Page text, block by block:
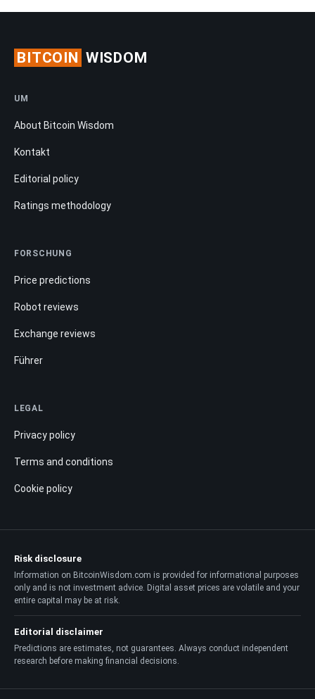
BITCOIN WISDOM
UM
About Bitcoin Wisdom
Kontakt
Editorial policy
Ratings methodology
FORSCHUNG
Price predictions
Robot reviews
Exchange reviews
Führer
LEGAL
Privacy policy
Terms and conditions
Cookie policy
Risk disclosure
Information on BitcoinWisdom.com is provided for informational purposes
only and is not investment advice. Digital asset prices are volatile and your
entire capital may be at risk.
Editorial disclaimer
Predictions are estimates, not guarantees. Always conduct independent
research before making financial decisions.